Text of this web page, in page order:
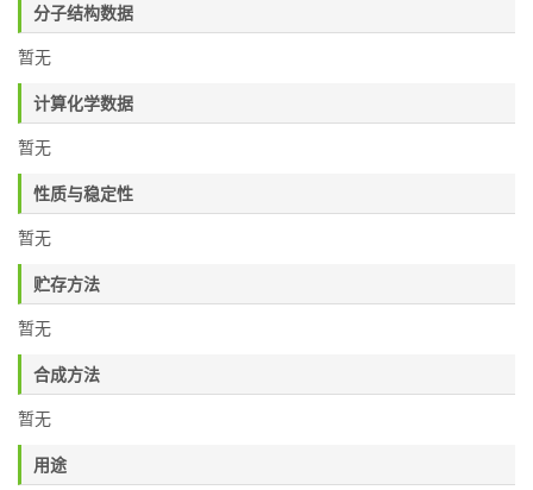
分子结构数据
暂无
计算化学数据
暂无
性质与稳定性
暂无
贮存方法
暂无
合成方法
暂无
用途